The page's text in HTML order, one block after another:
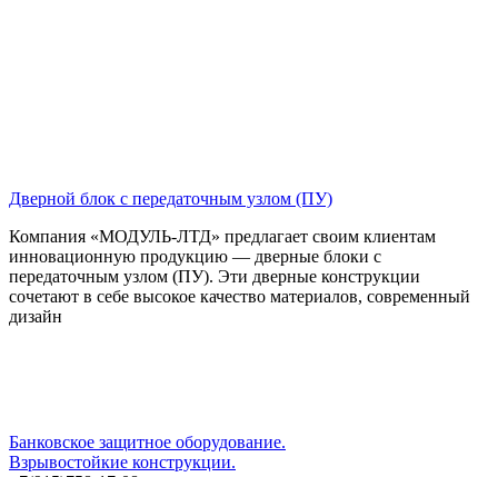
Дверной блок с передаточным узлом (ПУ)
Компания «МОДУЛЬ-ЛТД» предлагает своим клиентам
инновационную продукцию — дверные блоки с
передаточным узлом (ПУ). Эти дверные конструкции
сочетают в себе высокое качество материалов, современный
дизайн
Банковское защитное оборудование.
Взрывостойкие конструкции.